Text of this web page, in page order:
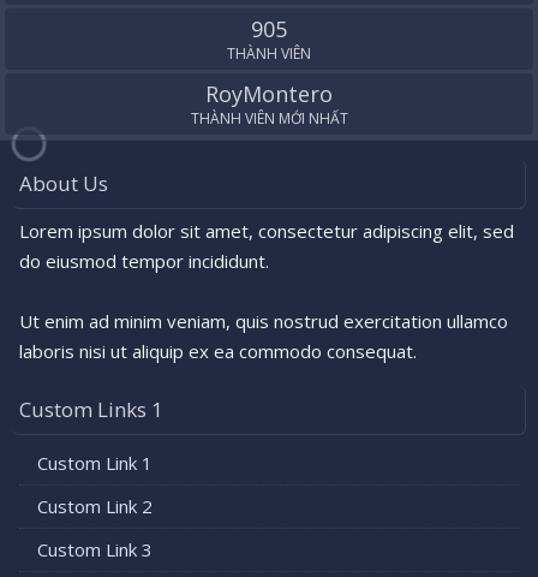
905
THÀNH VIÊN
RoyMontero
THÀNH VIÊN MỚI NHẤT
About Us
Lorem ipsum dolor sit amet, consectetur adipiscing elit, sed
do eiusmod tempor incididunt.
Ut enim ad minim veniam, quis nostrud exercitation ullamco
laboris nisi ut aliquip ex ea commodo consequat.
Custom Links 1
Custom Link 1
Custom Link 2
Custom Link 3